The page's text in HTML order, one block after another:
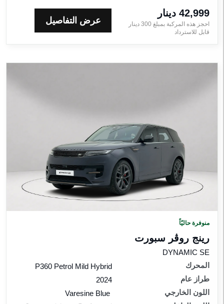
42,999 دينار‎
احجز هذه المركبة بمبلغ 300 دينار‎
قابل للاسترداد
عرض التفاصيل
منوفرة حاليّاً
رينج روڤر سبورت
DYNAMIC SE
المحرك
P360 Petrol Mild Hybrid
طراز عام
2024
اللون الخارجي
Varesine Blue
اللون
الداخلي
عام